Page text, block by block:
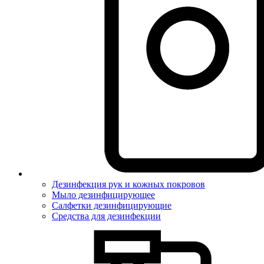
Дезинфекция рук и кожных покровов
Мыло дезинфицирующее
Салфетки дезинфицирующие
Средства для дезинфекции